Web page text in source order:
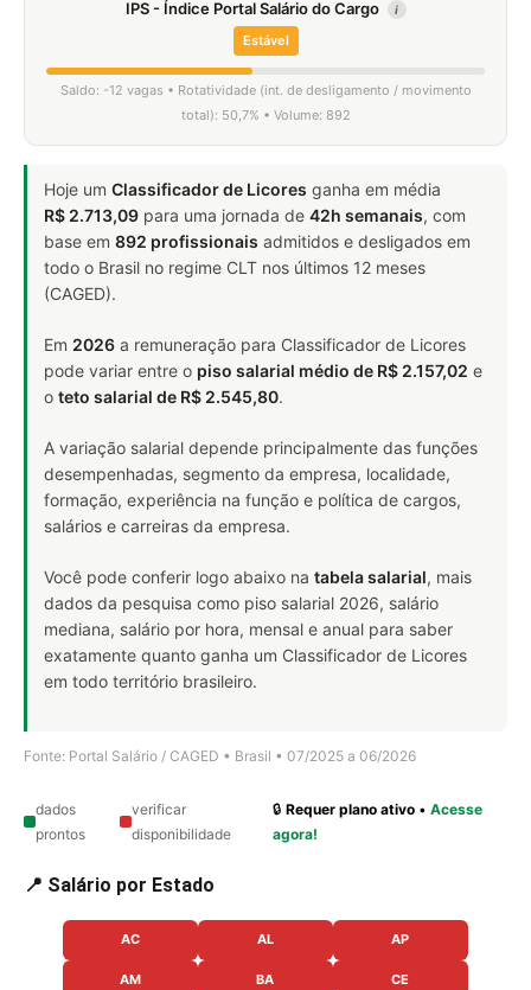
IPS - Índice Portal Salário do Cargo i
Estável
Saldo: -12 vagas • Rotatividade (int. de desligamento / movimento
total): 50,7% • Volume: 892
Hoje um Classificador de Licores ganha em média
R$ 2.713,09 para uma jornada de 42h semanais, com
base em 892 profissionais admitidos e desligados em
todo o Brasil no regime CLT nos últimos 12 meses
(CAGED).
Em 2026 a remuneração para Classificador de Licores
pode variar entre o piso salarial médio de R$ 2.157,02 e
o teto salarial de R$ 2.545,80.
A variação salarial depende principalmente das funções
desempenhadas, segmento da empresa, localidade,
formação, experiência na função e política de cargos,
salários e carreiras da empresa.
Você pode conferir logo abaixo na tabela salarial, mais
dados da pesquisa como piso salarial 2026, salário
mediana, salário por hora, mensal e anual para saber
exatamente quanto ganha um Classificador de Licores
em todo território brasileiro.
Fonte: Portal Salário / CAGED • Brasil • 07/2025 a 06/2026
dados
prontos
verificar
disponibilidade
🔒Requer plano ativo •Acesse
agora!
📍 Salário por Estado
AC AL AP
AM BA CE